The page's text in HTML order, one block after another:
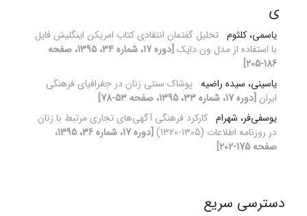
ی
یاسمی، کلثوم تحلیل گفتمان انتقادی کتاب امریکن اینگلیش فایل
با استفاده از مدل ون دایک
[دوره 17، شماره 34، 1395، صفحه
186-205]
یاسینی، سیده راضیه پوشاک سنتی زنان در جغرافیای فرهنگی
ایران [دوره 17، شماره 33، 1395، صفحه 53-78]
یوسفی‌فر، شهرام کارکرد فرهنگی آگهی‌های تجاری مرتبط با زنان
در روزنامه اطلاعات (1305-1320)
[دوره 17، شماره 36، 1395،
صفحه 175-202]
دسترسی سریع